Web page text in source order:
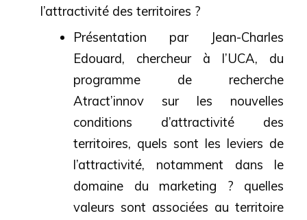
l’attractivité des territoires ?
Présentation par Jean-Charles
Edouard, chercheur à l’UCA, du
programme de recherche
Atract’innov sur les nouvelles
conditions d’attractivité des
territoires, quels sont les leviers de
l’attractivité, notamment dans le
domaine du marketing ? quelles
valeurs sont associées au territoire